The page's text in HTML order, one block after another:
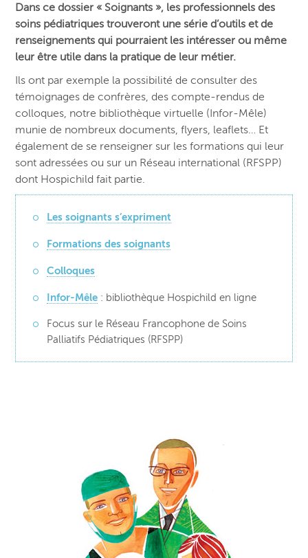
Dans ce dossier « Soignants », les professionnels des
soins pédiatriques trouveront une série d’outils et de
renseignements qui pourraient les intéresser ou même
leur être utile dans la pratique de leur métier.
Ils ont par exemple la possibilité de consulter des
témoignages de confrères, des compte-rendus de
colloques, notre bibliothèque virtuelle (Infor-Mêle)
munie de nombreux documents, flyers, leaflets… Et
également de se renseigner sur les formations qui leur
sont adressées ou sur un Réseau international (RFSPP)
dont Hospichild fait partie.
Les soignants s’expriment
Formations des soignants
Colloques
Infor-Mêle : bibliothèque Hospichild en ligne
Focus sur le Réseau Francophone de Soins
Palliatifs Pédiatriques (RFSPP)